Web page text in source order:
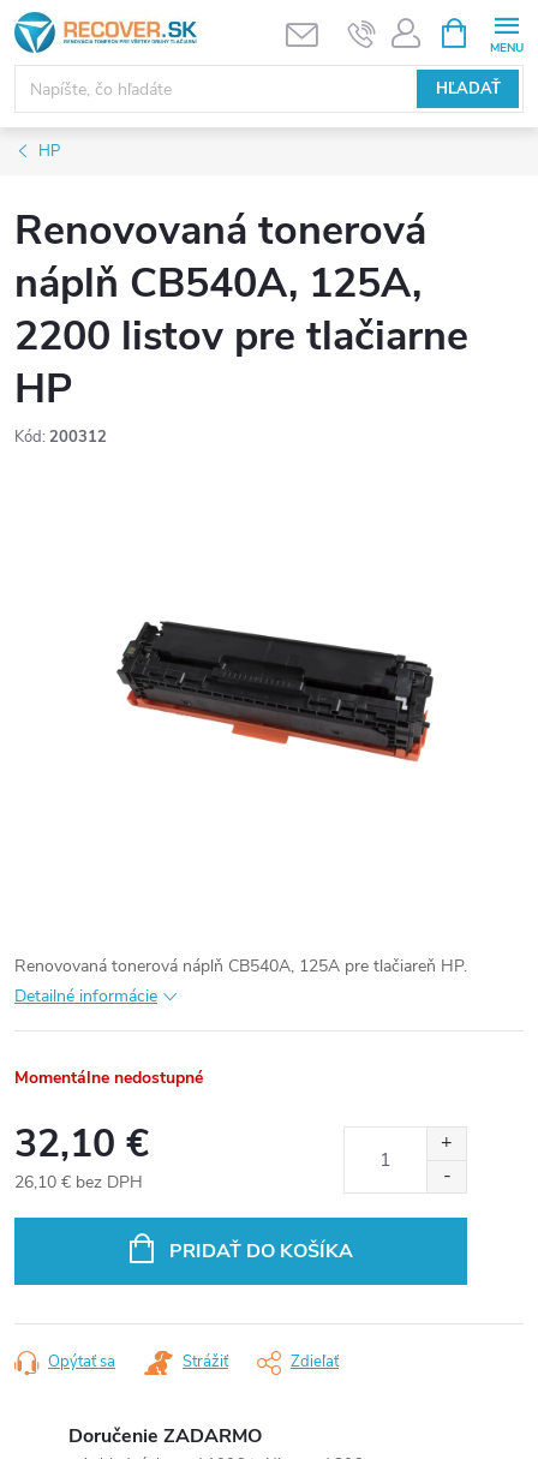
Prejsť
na
obsah
HĽADAŤ
KOŠÍK
HP
Renovovaná tonerová
náplň CB540A, 125A,
2200 listov pre tlačiarne
HP
Kód: 200312
Renovovaná tonerová náplň CB540A, 125A pre tlačiareň HP.
Detailné informácie
Momentálne nedostupné
32,10 €
26,10 € bez DPH
PRIDAŤ DO KOŠÍKA
Opýtať sa Strážiť Zdieľať
Doručenie ZADARMO